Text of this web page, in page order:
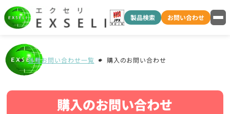
製品検索 お問い合わせ
各種お問い合わせ一覧 購入のお問い合わせ
購入のお問い合わせ